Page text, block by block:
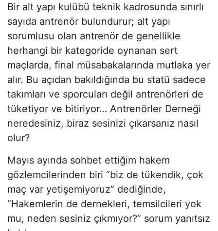
Bir alt yapı kulübü teknik kadrosunda sınırlı
sayıda antrenör bulundurur; alt yapı
sorumlusu olan antrenör de genellikle
herhangi bir kategoride oynanan sert
maçlarda, final müsabakalarında mutlaka yer
alır. Bu açıdan bakıldığında bu statü sadece
takımları ve sporcuları değil antrenörleri de
tüketiyor ve bitiriyor… Antrenörler Derneği
neredesiniz, biraz sesinizi çıkarsanız nasıl
olur?
Mayıs ayında sohbet ettiğim hakem
gözlemcilerinden biri “biz de tükendik, çok
maç var yetişemiyoruz” dediğinde,
“Hakemlerin de dernekleri, temsilcileri yok
mu, neden sesiniz çıkmıyor?” sorum yanıtsız